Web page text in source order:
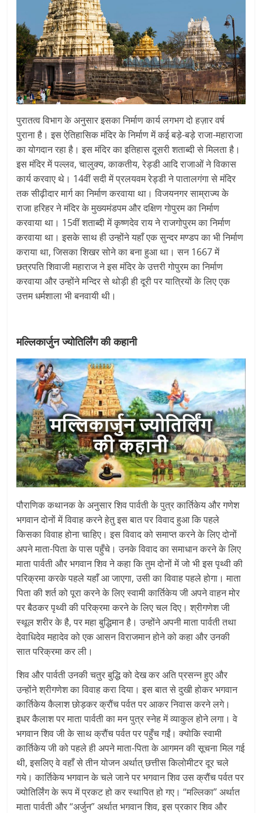
पुरातत्व विभाग के अनुसार इसका निर्माण कार्य लगभग दो हज़ार वर्ष
पुराना है। इस ऐतिहासिक मंदिर के निर्माण में कई बड़े-बड़े राजा-महाराजा
का योगदान रहा है। इस मंदिर का इतिहास दूसरी शताब्दी से मिलता है।
इस मंदिर में पल्लव, चालुक्य, काकतीय, रेड्डी आदि राजाओं ने विकास
कार्य करवाए थे। 14वीं सदी में प्रलयवम रेड्डी ने पातालगंगा से मंदिर
तक सीढ़ीदार मार्ग का निर्माण करवाया था। विजयनगर साम्राज्य के
राजा हरिहर ने मंदिर के मुख्यमंडपम और दक्षिण गोपुरम का निर्माण
करवाया था। 15वीं शताब्दी में कृष्णदेव राय ने राजगोपुरम का निर्माण
करवाया था। इसके साथ ही उन्होंने यहाँ एक सुन्दर मण्डप का भी निर्माण
कराया था, जिसका शिखर सोने का बना हुआ था। सन 1667 में
छत्रपति शिवाजी महाराज ने इस मंदिर के उत्तरी गोपुरम का निर्माण
करवाया और उन्होंने मन्दिर से थोड़ी ही दूरी पर यात्रियों के लिए एक
उत्तम धर्मशाला भी बनवायी थी।
मल्लिकार्जुन ज्योतिर्लिंग की कहानी
पौराणिक कथानक के अनुसार शिव पार्वती के पुत्र कार्तिकेय और गणेश
भगवान दोनों में विवाह करने हेतु इस बात पर विवाद हुआ कि पहले
किसका विवाह होना चाहिए। इस विवाद को समाप्त करने के लिए दोनों
अपने माता-पिता के पास पहुँचे। उनके विवाद का समाधान करने के लिए
माता पार्वती और भगवान शिव ने कहा कि तुम दोनों में जो भी इस पृथ्वी की
परिक्रमा करके पहले यहाँ आ जाएगा, उसी का विवाह पहले होगा। माता
पिता की शर्त को पूरा करने के लिए स्वामी कार्तिकेय जी अपने वाहन मोर
पर बैठकर पृथ्वी की परिक्रमा करने के लिए चल दिए। श्रीगणेश जी
स्थूल शरीर के है, पर महा बुद्धिमान है। उन्होंने अपनी माता पार्वती तथा
देवाधिदेव महादेव को एक आसन विराजमान होने को कहा और उनकी
सात परिक्रमा कर ली।
शिव और पार्वती उनकी चतुर बुद्धि को देख कर अति प्रसन्न हुए और
उन्होंने श्रीगणेश का विवाह करा दिया। इस बात से दुखी होकर भगवान
कार्तिकेय कैलाश छोड़कर क्रौंच पर्वत पर आकर निवास करने लगे।
इधर कैलाश पर माता पार्वती का मन पुत्र स्नेह में व्याकुल होने लगा। वे
भगवान शिव जी के साथ क्रौंच पर्वत पर पहुँच गईं। क्योकि स्वामी
कार्तिकेय जी को पहले ही अपने माता-पिता के आगमन की सूचना मिल गई
थी, इसलिए वे वहाँ से तीन योजन अर्थात् छत्तीस किलोमीटर दूर चले
गये। कार्तिकेय भगवान के चले जाने पर भगवान शिव उस क्रौंच पर्वत पर
ज्योतिर्लिंग के रूप में प्रकट हो कर स्थापित हो गए। “मल्लिका” अर्थात
माता पार्वती और “अर्जुन” अर्थात भगवान शिव, इस प्रकार शिव और